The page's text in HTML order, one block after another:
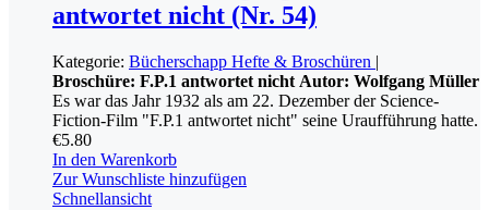
antwortet nicht (Nr. 54)
Kategorie: Bücherschapp Hefte & Broschüren |
Broschüre: F.P.1 antwortet nicht Autor: Wolfgang Müller
Es war das Jahr 1932 als am 22. Dezember der Science-
Fiction-Film "F.P.1 antwortet nicht" seine Uraufführung hatte.
€5.80
In den Warenkorb
Zur Wunschliste hinzufügen
Schnellansicht